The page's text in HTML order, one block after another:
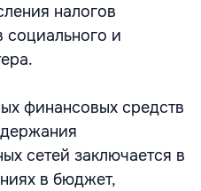
налогов
социального и
финансовых средств
сетей заключается в
в бюджет,